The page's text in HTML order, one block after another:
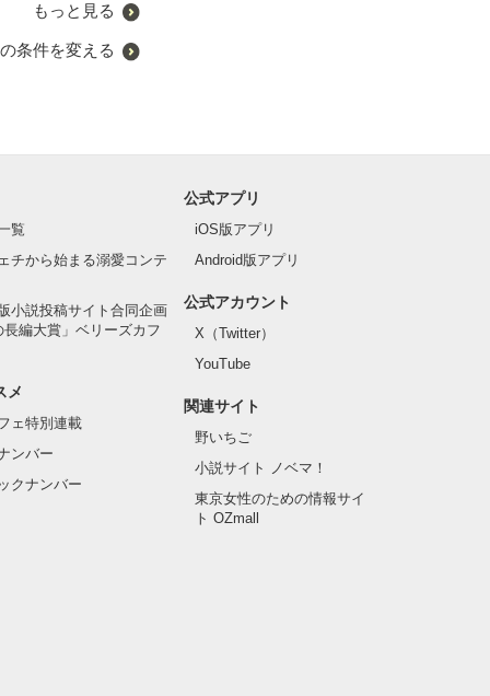
もっと見る
条件を変える
覧
チから始まる溺愛コンテ
小説投稿サイト合同企画
長編大賞」ベリーズカフ
メ
ェ特別連載
ンバー
クナンバー
公式アプリ
iOS版アプリ
Android版アプリ
公式アカウント
X（Twitter）
YouTube
関連サイト
野いちご
小説サイト ノベマ！
東京女性のための情報サイ
ト OZmall